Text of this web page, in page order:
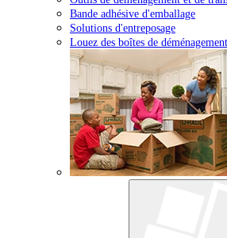
Bande adhésive d'emballage
Solutions d'entreposage
Louez des boîtes de